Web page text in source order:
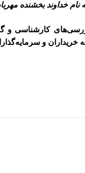
نام خداوند بخشنده
کارشناسی و
خریداران و